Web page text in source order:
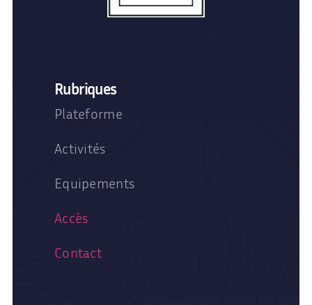
Rubriques
Plateforme
Activités
Equipements
Accès
Contact